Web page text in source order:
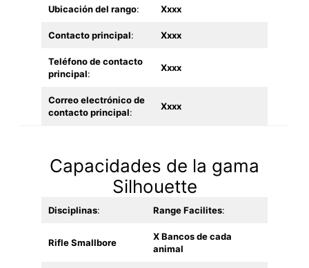
Ubicación del rango: Xxxx
Contacto principal: Xxxx
Teléfono de contacto
principal:
Xxxx
Correo electrónico de
contacto principal:
Xxxx
Capacidades de la gama
Silhouette
Disciplinas: Range Facilites:
Rifle Smallbore
X Bancos de cada
animal